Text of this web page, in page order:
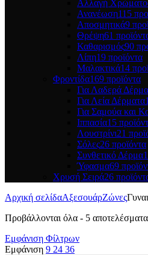
Αλλαγή
Ανανέωση115
Αποσμητικά9
Θρέψη61
Καθαρισμός90
Λίπη19 προϊόντα
Μαλακτικά14
Φροντίδα169 προϊόντα
Για Λαδερά
Για Λεία Δέρματα
Για Σαμούα και
Ιππασία15
Λουστρίνι21
Σόλες26 προϊόντα
Συνθετικό Δέρμα
Ύφασμα69
Χρυσή Σειρά26
Αρχική σελίδαΑξεσουάρΖώνες
Προβάλλονται όλα - 5 αποτελέσματα
Εμφάνιση Φίλτρων
Εμφάνιση 9 24 36